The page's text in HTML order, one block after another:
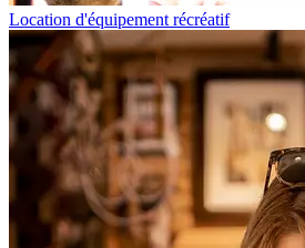
Location d'équipement récréatif